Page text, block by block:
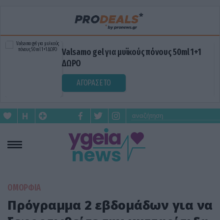
Valsamo gel για μυϊκούς πόνους 50ml 1+1
ΔΩΡΟ
ΑΓΟΡΑΣΕ ΤΟ
ΟΜΟΡΦΙΑ
Πρόγραμμα 2 εβδομάδων για να